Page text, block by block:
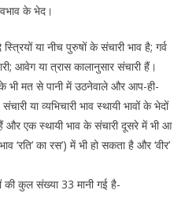
के भेद।
या नीच पुरुषों के संचारी भाव है; गर्व
आवेग या त्रास कालानुसार संचारी हैं।
भी मत से पानी में उठनेवाले और आप-ही-
या व्यभिचारी भाव स्थायी भावों के भेदों
एक स्थायी भाव के संचारी दूसरे में भी आ
‘रति’ का रस’) में भी हो सकता है और ‘वीर’
की कुल संख्या 33 मानी गई है-